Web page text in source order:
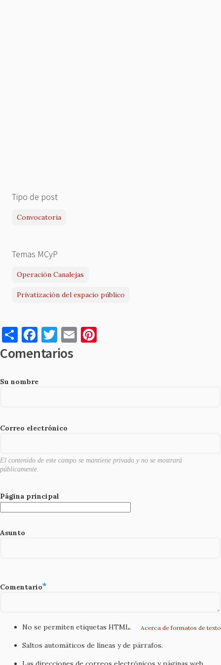
Tipo de post
Convocatoria
Temas MCyP
Operación Canalejas
Privatización del espacio público
S
h
ar
e
F
a
c
e
o
T
w
it
E
m
Comentarios
Su nombre
Correo electrónico
El contenido de este campo se mantiene privado y no se mostrará
públicamente.
Página principal
Asunto
Comentario
Acerca de formatos de texto
No se permiten etiquetas HTML.
Saltos automáticos de líneas y de párrafos.